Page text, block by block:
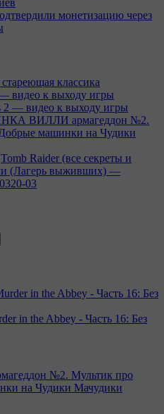
монетизацию через
классика
видео к выходу игры
2 — видео к выходу игры
ВИЛЛИ армагеддон №2.
машинки на Чудики
Tomb Raider (все секреты и
(Лагерь выживших) —
03
in the Abbey - Часть 16: Без
№2. Мультик про
на Чудики Мачудики